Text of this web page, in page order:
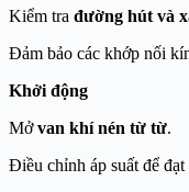
Kiểm tra đường hút và
Đảm bảo các khớp nối
Khởi động
Mởvan khí nén từ từ.
Điều chỉnh áp suất để đạt